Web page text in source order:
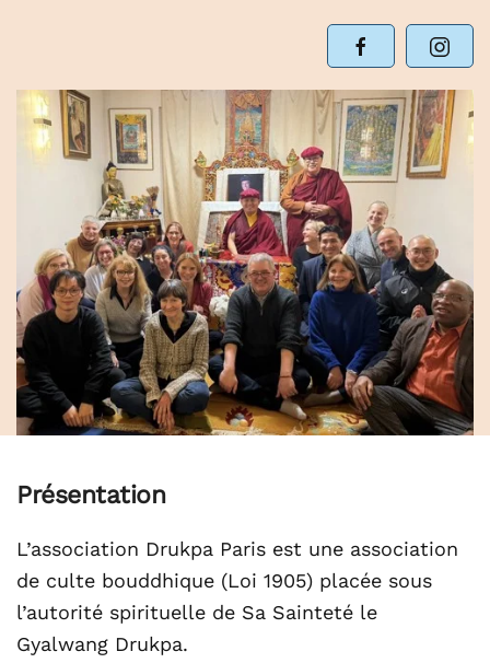
Présentation
L’association Drukpa Paris est une association
de culte bouddhique (Loi 1905) placée sous
l’autorité spirituelle de Sa Sainteté le
Gyalwang Drukpa.